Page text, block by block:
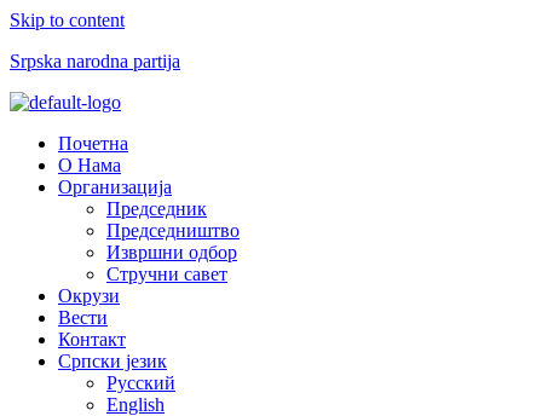
Skip to content
Srpska narodna partija
Menu
Почетна
О Нама
Организација
Председник
Председништво
Извршни одбор
Стручни савет
Окрузи
Вести
Контакт
Српски језик
Русский
English